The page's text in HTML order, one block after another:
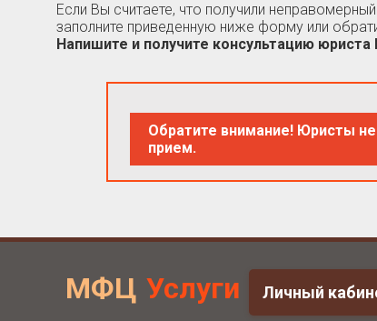
Если Вы считаете, что получили
заполните приведенную ниже форму или
Напишите и получите консультацию
Обратите внимание! Юристы
прием.
МФЦ Услуги Личный